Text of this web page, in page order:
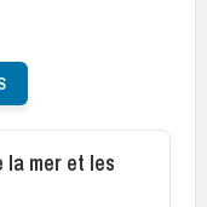
mer et les